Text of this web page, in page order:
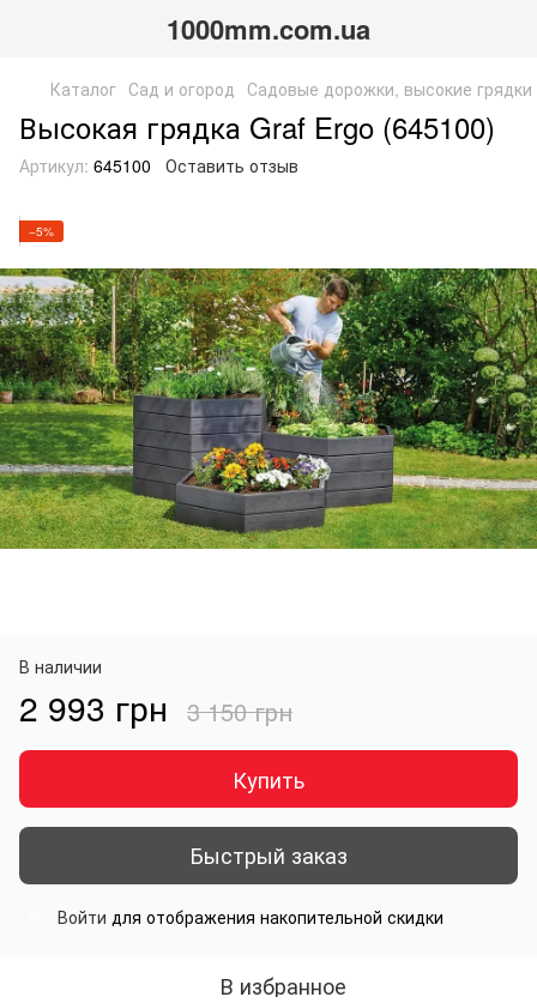
1000mm.com.ua
Каталог Сад и огород Садовые дорожки, высокие грядки
Высокая грядка Graf Ergo (645100)
Артикул: 645100 Оставить отзыв
−5%
В наличии
2 993 грн 3 150 грн
Купить
Быстрый заказ
Войти для отображения накопительной скидки
В избранное